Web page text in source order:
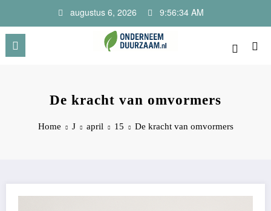
de
inhoud
augustus 6, 2026 9:56:34 AM
De kracht van omvormers
Home J april 15 De kracht van omvormers